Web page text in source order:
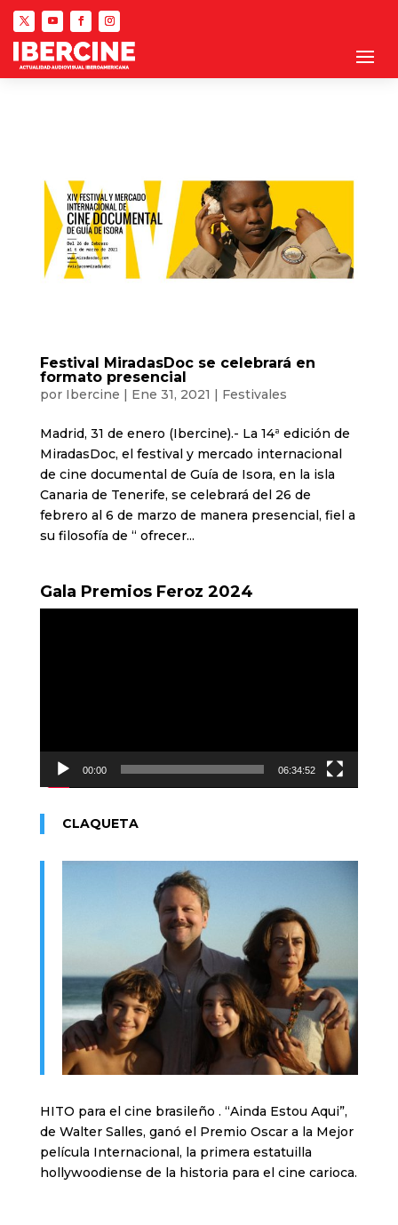
Festival MiradasDoc se celebrará en
formato presencial
por Ibercine | Ene 31, 2021 | Festivales
Madrid, 31 de enero (Ibercine).- La 14ª edición de
MiradasDoc, el festival y mercado internacional
de cine documental de Guía de Isora, en la isla
Canaria de Tenerife, se celebrará del 26 de
febrero al 6 de marzo de manera presencial, fiel a
su filosofía de “ ofrecer...
Gala Premios Feroz 2024
00:00 06:34:52
CLAQUETA
HITO para el cine brasileño . “Ainda Estou Aqui”,
de Walter Salles, ganó el Premio Oscar a la Mejor
película Internacional, la primera estatuilla
hollywoodiense de la historia para el cine carioca.